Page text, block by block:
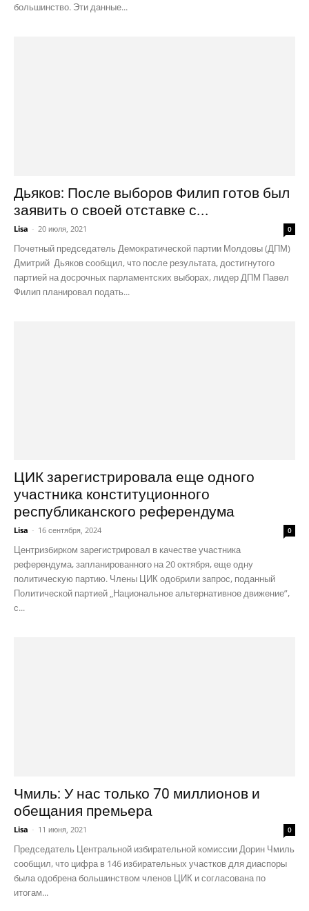
большинство. Эти данные...
Дьяков: После выборов Филип готов был
заявить о своей отставке с...
Lisa - 20 июля, 2021 0
Почетный председатель Демократической партии Молдовы (ДПМ)
Дмитрий Дьяков сообщил, что после результата, достигнутого
партией на досрочных парламентских выборах, лидер ДПМ Павел
Филип планировал подать...
ЦИК зарегистрировала еще одного
участника конституционного
республиканского референдума
Lisa - 16 сентября, 2024 0
Центризбирком зарегистрировал в качестве участника
референдума, запланированного на 20 октября, еще одну
политическую партию. Члены ЦИК одобрили запрос, поданный
Политической партией „Национальное альтернативное движение”,
с...
Чмиль: У нас только 70 миллионов и
обещания премьера
Lisa - 11 июня, 2021 0
Председатель Центральной избирательной комиссии Дорин Чмиль
сообщил, что цифра в 146 избирательных участков для диаспоры
была одобрена большинством членов ЦИК и согласована по
итогам...